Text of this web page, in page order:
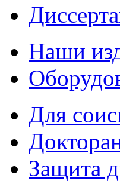
Наши
Для
Защита